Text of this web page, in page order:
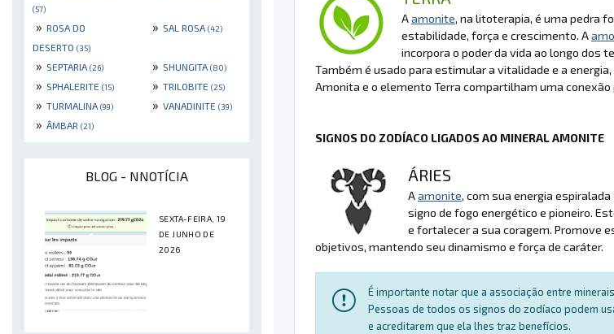
(57)
» ROSA DO
DESERTO (35)
» SAL ROSA (42)
» SEPTARIA (26) » SHUNGITA (80)
» SPHALERITE (15) » TRILOBITE (25)
» TURMALINA (99) » VANADINITE (39)
» ÂMBAR (21)
BLOG - NNOTÍCIA
SEXTA-FEIRA, 19
DE JUNHO DE
2026
Aamonite, na litoterapia, é uma pedra
estabilidade, força e crescimento. A
incorpora o poder da vida ao longo dos
Também é usado para estimular a vitalidade e a
Amonita e o elemento Terra compartilham uma
SIGNOS DO ZODÍACO LIGADOS AO MINERAL AMONITE
ÁRIES
Aamonite, com sua energia
signo de fogo energético e pioneiro.
e fortalecer a sua coragem. Promove
objetivos, mantendo seu dinamismo e força de caráter.
É importante notar que a associação entre
Pessoas de todos os signos do zodíaco podem
e acreditarem que ela lhes traz benefícios.